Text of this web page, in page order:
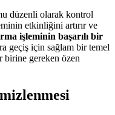
düzenli olarak kontrol
etkinliğini artırır ve
işleminin başarılı bir
geçiş için sağlam bir temel
birine gereken özen